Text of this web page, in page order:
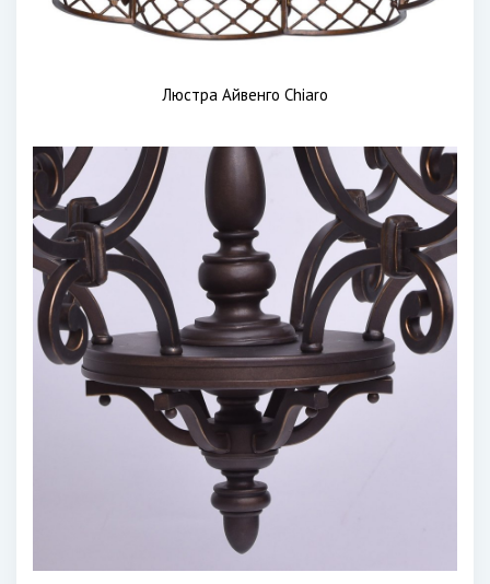
Люстра Айвенго Chiaro